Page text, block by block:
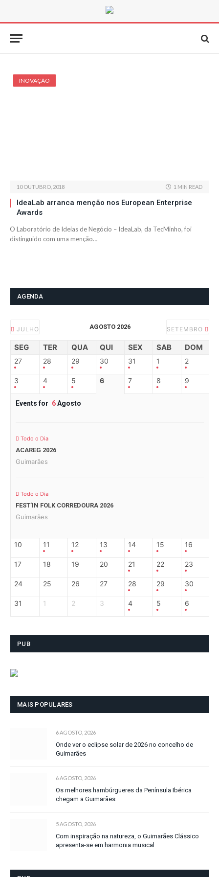
INOVAÇÃO
10 OUTUBRO, 2018 1 MIN READ
IdeaLab arranca menção nos European Enterprise
Awards
O Laboratório de Ideias de Negócio – IdeaLab, da TecMinho, foi
distinguido com uma menção…
AGENDA
JULHO AGOSTO 2026 SETEMBRO
SEG TER QUA QUI SEX SAB DOM
27 28 29 30 31 1 2
3 4 5 6 7 8 9
Events for 6Agosto
Todo o Dia
ACAREG 2026
Guimarães
Todo o Dia
FEST’IN FOLK CORREDOURA 2026
Guimarães
10 11 12 13 14 15 16
17 18 19 20 21 22 23
24 25 26 27 28 29 30
31 1 2 3 4 5 6
PUB
MAIS POPULARES
6 AGOSTO, 2026
Onde ver o eclipse solar de 2026 no concelho de
Guimarães
6 AGOSTO, 2026
Os melhores hambúrgueres da Península Ibérica
chegam a Guimarães
5 AGOSTO, 2026
Com inspiração na natureza, o Guimarães Clássico
apresenta-se em harmonia musical